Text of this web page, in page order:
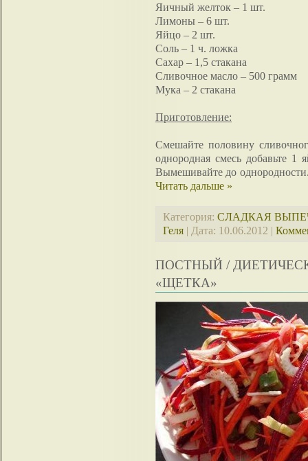
Яичный желток – 1 шт.
Лимоны – 6 шт.
Яйцо – 2 шт.
Соль – 1 ч. ложка
Сахар – 1,5 стакана
Сливочное масло – 500 грамм
Мука – 2 стакана
Приготовление:
Смешайте половину
однородная смесь добавьте 1
Вымешивайте до
Читать дальше »
Категория: СЛАДКАЯ
Геля | Дата: 10.06.2012 |
ПОСТНЫЙ /
«ЩЕТКА»